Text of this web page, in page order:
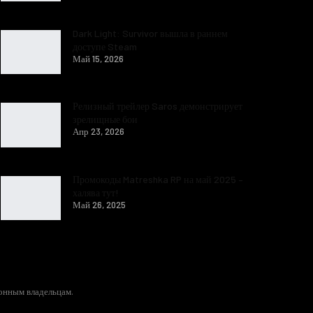
Май 15, 2026
Апр 23, 2026
Май 26, 2025
владельцам.